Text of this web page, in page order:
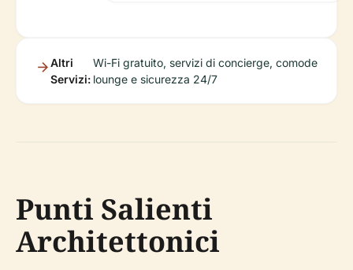
Altri
Servizi:
Wi-Fi gratuito, servizi di concierge, comode
lounge e sicurezza 24/7
Punti Salienti
Architettonici